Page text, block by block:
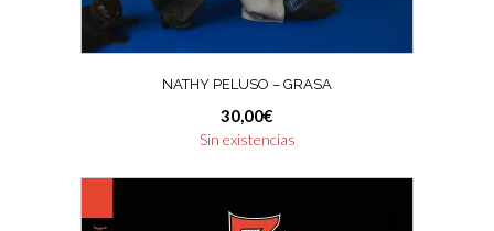
NATHY PELUSO – GRASA
30,00€
Sin existencias